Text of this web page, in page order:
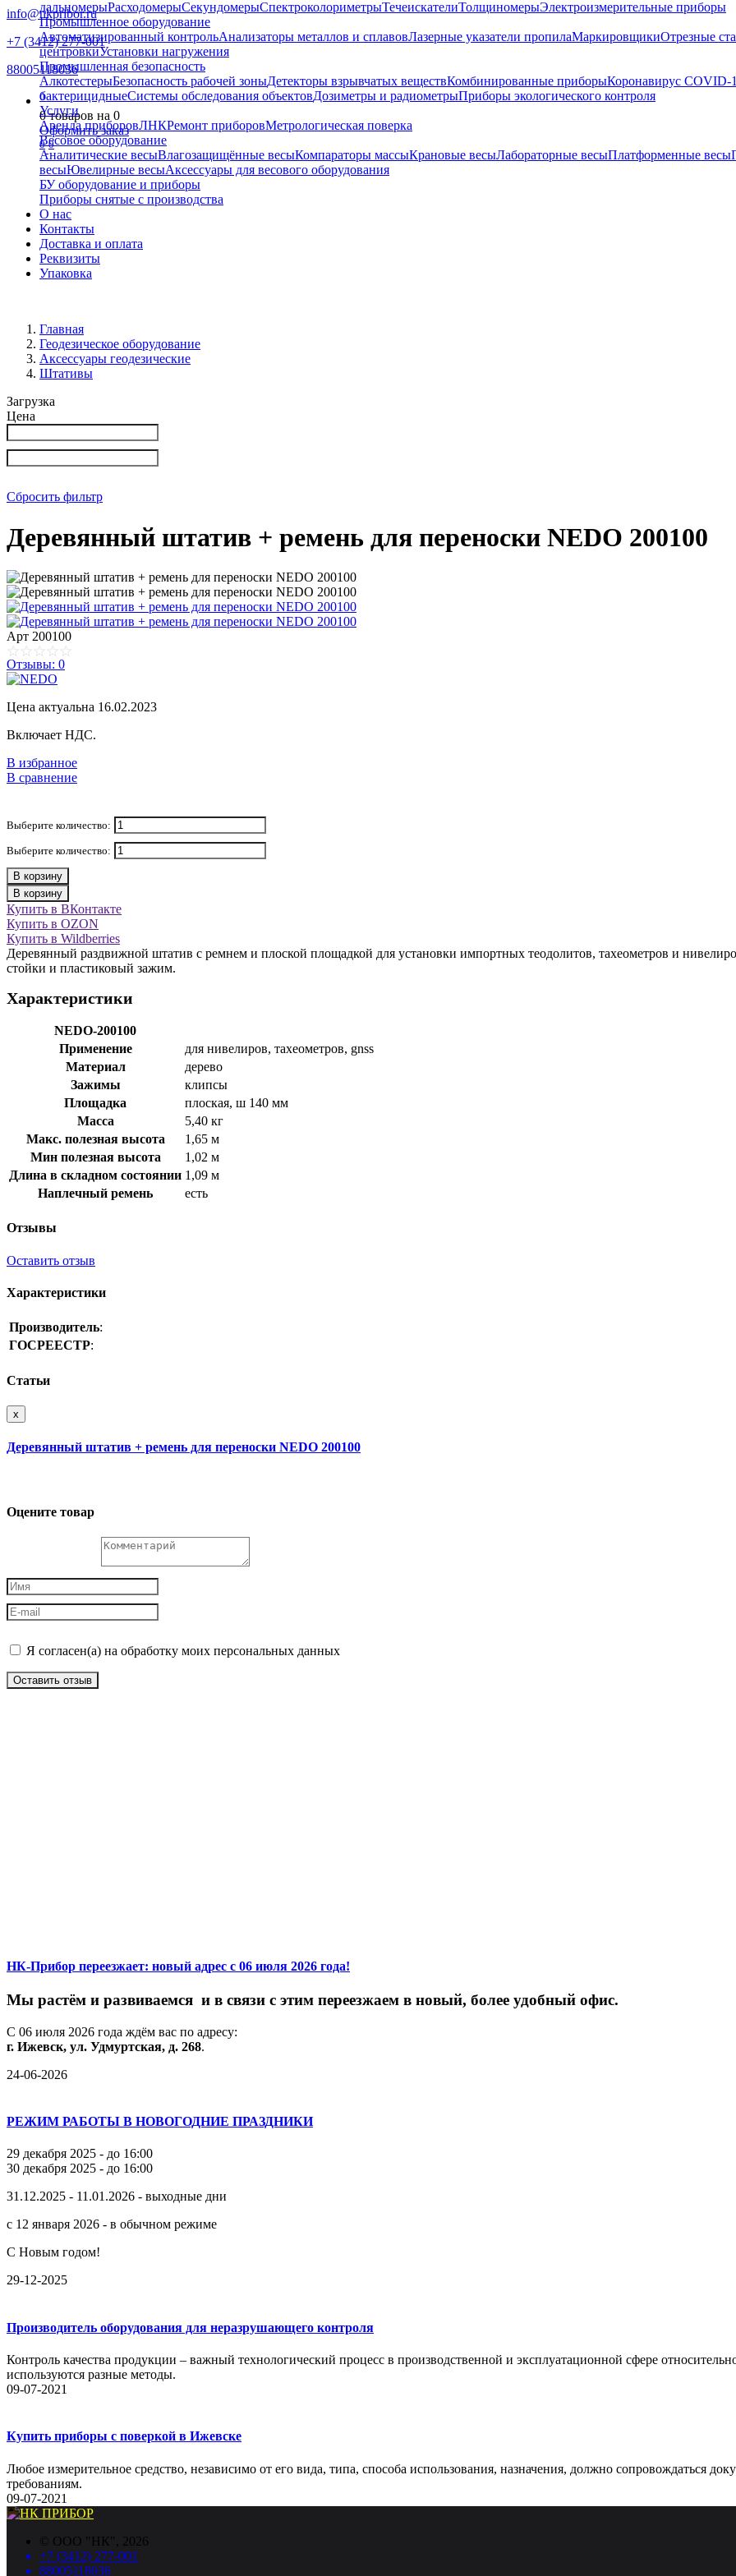
info@nkpribor.ru
+7 (3412) 277-001
88005118036
0
0 товаров на 0
Оформить заказ
0 0
дальномерыРасходомерыСекундомерыСпектроколориметрыТечеискателиТолщиномерыЭлектроизмерительные приборы
Промышленное оборудование
Автоматизированный контрольАнализаторы металлов и сплавовЛазерные указатели пропилаМаркировщикиОтрезные
центровкиУстановки нагружения
Промышленная безопасность
АлкотестерыБезопасность рабочей зоныДетекторы взрывчатых веществКомбинированные приборыКоронавирус COVID-
бактерицидныеСистемы обследования объектовДозиметры и радиометрыПриборы экологического контроля
Услуги
Аренда приборовЛНКРемонт приборовМетрологическая поверка
Весовое оборудование
Аналитические весыВлагозащищённые весыКомпараторы массыКрановые весыЛабораторные весыПлатформенные весы
весыЮвелирные весыАксессуары для весового оборудования
БУ оборудование и приборы
Приборы снятые с производства
О нас
Контакты
Доставка и оплата
Реквизиты
Упаковка
Главная
Геодезическое оборудование
Аксессуары геодезические
Штативы
Загрузка
Цена
Сбросить фильтр
Деревянный штатив + ремень для переноски NEDO 200100
Арт 200100
Отзывы: 0
Цена актуальна 16.02.2023
Включает НДС.
В избранное
В сравнение
Выберите количество:
Выберите количество:
В корзину
В корзину
Купить в ВКонтакте
Купить в OZON
Купить в Wildberries
Деревянный раздвижной штатив с ремнем и плоской площадкой для установки импортных теодолитов, тахеометров и
стойки и пластиковый зажим.
Характеристики
NEDO-200100
Применение
для нивелиров, тахеометров, gnss
Материал
дерево
Зажимы
клипсы
Площадка
плоская, ш 140 мм
Масса
5,40 кг
Макс. полезная высота
1,65 м
Мин полезная высота
1,02 м
Длина в складном состоянии 1,09 м
Наплечный ремень
есть
Отзывы
Оставить отзыв
Характеристики
Производитель:
ГОСРЕЕСТР:
Статьи
x
Деревянный штатив + ремень для переноски NEDO 200100
Оцените товар
Я согласен(а) на обработку моих персональных данных
Оставить отзыв
НК-Прибор переезжает: новый адрес с 06 июля 2026 года!
Мы растём и развиваемся и в связи с этим переезжаем в новый, более удобный офис.
С 06 июля 2026 года ждём вас по адресу:
г. Ижевск, ул. Удмуртская, д. 268.
24-06-2026
РЕЖИМ РАБОТЫ В НОВОГОДНИЕ ПРАЗДНИКИ
29 декабря 2025 - до 16:00
30 декабря 2025 - до 16:00
31.12.2025 - 11.01.2026 - выходные дни
с 12 января 2026 - в обычном режиме
С Новым годом!
29-12-2025
Производитель оборудования для неразрушающего контроля
Контроль качества продукции – важный технологический процесс в производственной и эксплуатационной сфере
используются разные методы.
09-07-2021
Купить приборы с поверкой в Ижевске
Любое измерительное средство, независимо от его вида, типа, способа использования, назначения, должно сопровождаться
требованиям.
09-07-2021
© ООО "НК", 2026
+7 (3412) 277-001
88005118036